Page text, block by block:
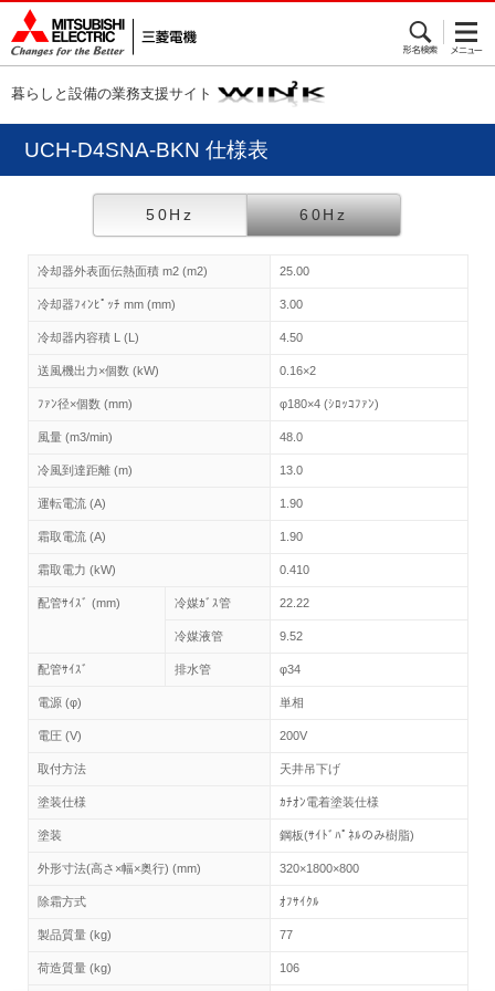
暮らしと設備の業務支援サイト
UCH-D4SNA-BKN 仕様表
50Hz 60Hz
冷却器外表面伝熱面積 m2 (m2) 25.00
冷却器ﾌｨﾝﾋﾟｯﾁ mm (mm) 3.00
冷却器内容積 L (L) 4.50
送風機出力×個数 (kW) 0.16×2
ﾌｧﾝ径×個数 (mm) φ180×4 (ｼﾛｯｺﾌｧﾝ)
風量 (m3/min) 48.0
冷風到達距離 (m) 13.0
運転電流 (A) 1.90
霜取電流 (A) 1.90
霜取電力 (kW) 0.410
配管ｻｲｽﾞ (mm) 冷媒ｶﾞｽ管 22.22
冷媒液管 9.52
配管ｻｲｽﾞ 排水管 φ34
電源 (φ) 単相
電圧 (V) 200V
取付方法 天井吊下げ
塗装仕様 ｶﾁｵﾝ電着塗装仕様
塗装 鋼板(ｻｲﾄﾞﾊﾟﾈﾙのみ樹脂)
外形寸法(高さ×幅×奥行) (mm) 320×1800×800
除霜方式 ｵﾌｻｲｸﾙ
製品質量 (kg) 77
荷造質量 (kg) 106